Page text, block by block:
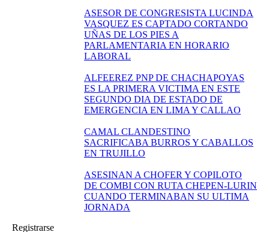
ASESOR DE CONGRESISTA LUCINDA
VASQUEZ ES CAPTADO CORTANDO
UÑAS DE LOS PIES A
PARLAMENTARIA EN HORARIO
LABORAL
ALFEEREZ PNP DE CHACHAPOYAS
ES LA PRIMERA VICTIMA EN ESTE
SEGUNDO DIA DE ESTADO DE
EMERGENCIA EN LIMA Y CALLAO
CAMAL CLANDESTINO
SACRIFICABA BURROS Y CABALLOS
EN TRUJILLO
ASESINAN A CHOFER Y COPILOTO
DE COMBI CON RUTA CHEPEN-LURIN
CUANDO TERMINABAN SU ULTIMA
JORNADA
Registrarse